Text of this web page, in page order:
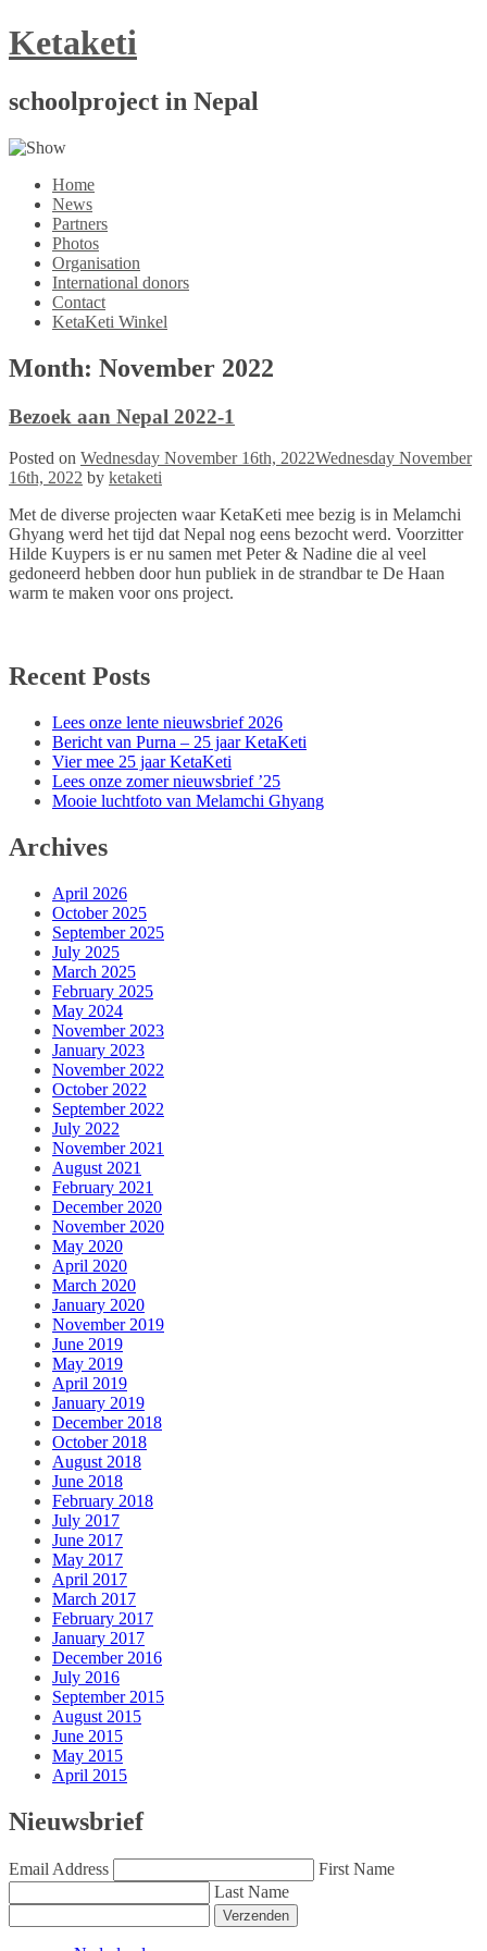
Skip
to
Ketaketi
schoolproject in Nepal
Home
News
Partners
Photos
Organisation
International donors
Contact
KetaKeti Winkel
Month: November 2022
Bezoek aan Nepal 2022-1
Posted on Wednesday November 16th, 2022Wednesday November
16th, 2022 by ketaketi
Met de diverse projecten waar KetaKeti mee bezig is in Melamchi
Ghyang werd het tijd dat Nepal nog eens bezocht werd. Voorzitter
Hilde Kuypers is er nu samen met Peter & Nadine die al veel
gedoneerd hebben door hun publiek in de strandbar te De Haan
warm te maken voor ons project.
Recent Posts
Lees onze lente nieuwsbrief 2026
Bericht van Purna – 25 jaar KetaKeti
Vier mee 25 jaar KetaKeti
Lees onze zomer nieuwsbrief ’25
Mooie luchtfoto van Melamchi Ghyang
Archives
April 2026
October 2025
September 2025
July 2025
March 2025
February 2025
May 2024
November 2023
January 2023
November 2022
October 2022
September 2022
July 2022
November 2021
August 2021
February 2021
December 2020
November 2020
May 2020
April 2020
March 2020
January 2020
November 2019
June 2019
May 2019
April 2019
January 2019
December 2018
October 2018
August 2018
June 2018
February 2018
July 2017
June 2017
May 2017
April 2017
March 2017
February 2017
January 2017
December 2016
July 2016
September 2015
August 2015
June 2015
May 2015
April 2015
Nieuwsbrief
Email Address
First Name
Last Name
Verzenden